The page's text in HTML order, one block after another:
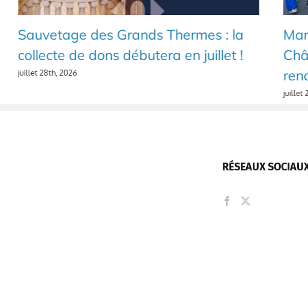
Sauvetage des Grands Thermes : la
collecte de dons débutera en juillet !
juillet 28th, 2026
juillet
RÉSEAUX